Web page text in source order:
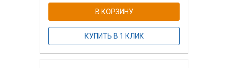
В КОРЗИНУ
КУПИТЬ В 1 КЛИК